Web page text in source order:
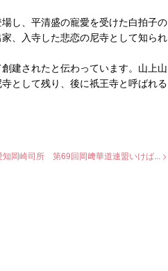
し、平清盛の寵愛を受けた白拍子の
、入寺した悲恋の尼寺として知られ
建されたと伝わっています。山上山
として残り、後に祇王寺と呼ばれる
知岡崎司所 第69回岡﨑華道連盟いけば... >